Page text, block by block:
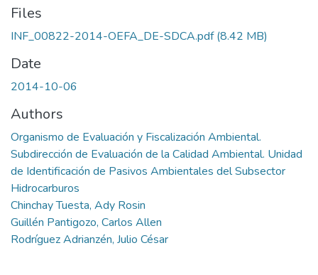
Files
INF_00822-2014-OEFA_DE-SDCA.pdf(8.42 MB)
Date
2014-10-06
Authors
Organismo de Evaluación y Fiscalización Ambiental.
Subdirección de Evaluación de la Calidad Ambiental. Unidad
de Identificación de Pasivos Ambientales del Subsector
Hidrocarburos
Chinchay Tuesta, Ady Rosin
Guillén Pantigozo, Carlos Allen
Rodríguez Adrianzén, Julio César